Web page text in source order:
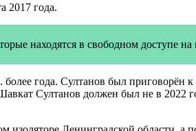
2017 года.
находятся в свободном доступе на
года. Султанов был приговорён
Султанов должен был не в 2022